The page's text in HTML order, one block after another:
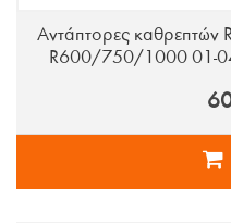
Αντάπτορες καθρεπτών
R600/750/1000 01-